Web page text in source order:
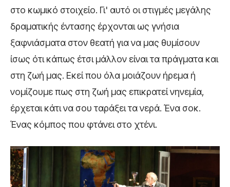
στο κωμικό στοιχείο. Γι' αυτό οι στιγμές μεγάλης
δραματικής έντασης έρχονται ως γνήσια
ξαφνιάσματα στον θεατή για να μας θυμίσουν
ίσως ότι κάπως έτσι μάλλον είναι τα πράγματα και
στη ζωή μας. Εκεί που όλα μοιάζουν ήρεμα ή
νομίζουμε πως στη ζωή μας επικρατεί νηνεμία,
έρχεται κάτι να σου ταράξει τα νερά. Ένα σοκ.
Ένας κόμπος που φτάνει στο χτένι.